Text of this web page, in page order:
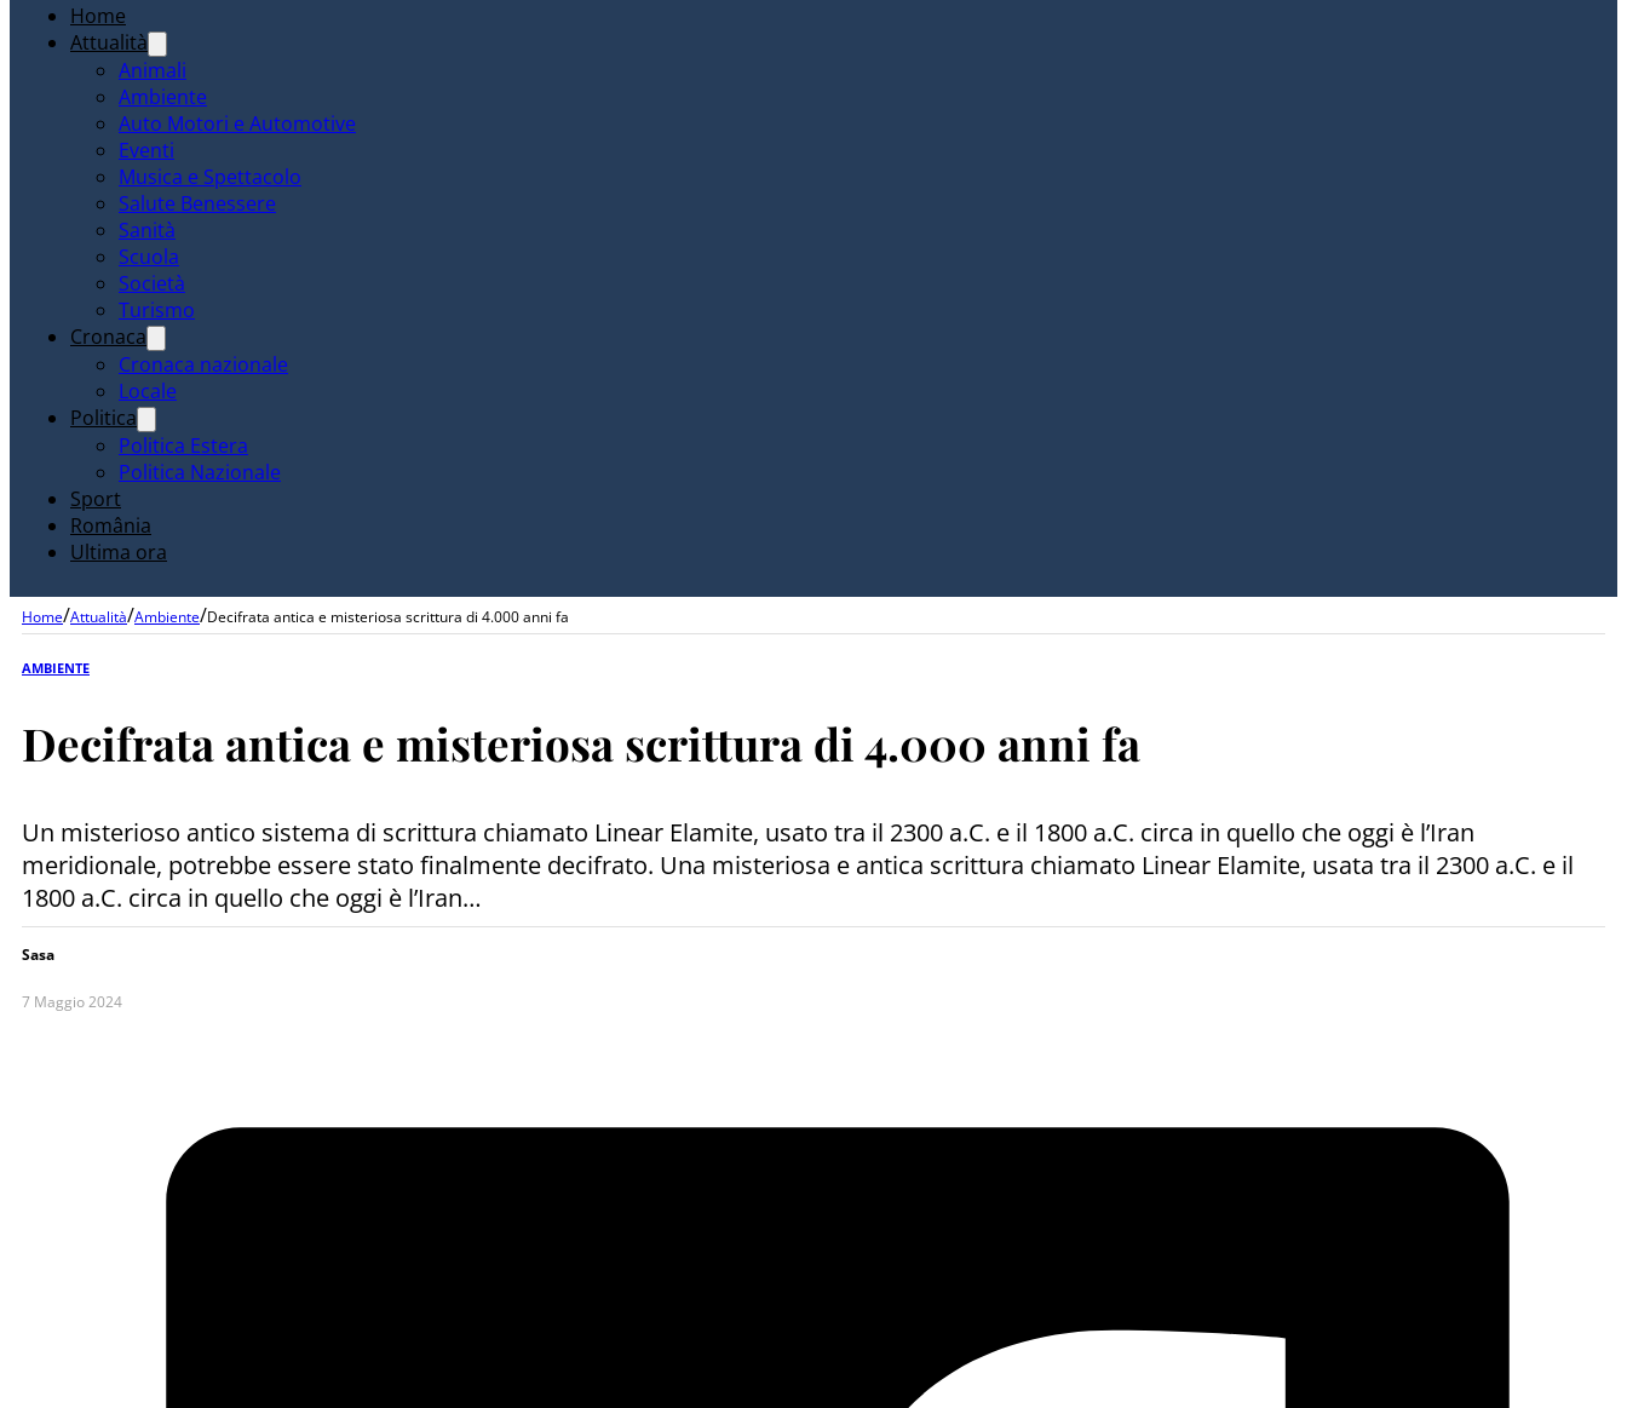
Home
Attualità
Animali
Ambiente
Auto Motori e Automotive
Eventi
Musica e Spettacolo
Salute Benessere
Sanità
Scuola
Società
Turismo
Cronaca
Cronaca nazionale
Locale
Politica
Politica Estera
Politica Nazionale
Sport
România
Ultima ora
Home/Attualità/Ambiente/Decifrata antica e misteriosa scrittura di 4.000 anni fa
AMBIENTE
Decifrata antica e misteriosa scrittura di 4.000 anni fa
Un misterioso antico sistema di scrittura chiamato Linear Elamite, usato tra il 2300 a.C. e il 1800 a.C. circa in quello che oggi è l’Iran
meridionale, potrebbe essere stato finalmente decifrato. Una misteriosa e antica scrittura chiamato Linear Elamite, usata tra il 2300 a.C. e il
1800 a.C. circa in quello che oggi è l’Iran…
Sasa
7 Maggio 2024